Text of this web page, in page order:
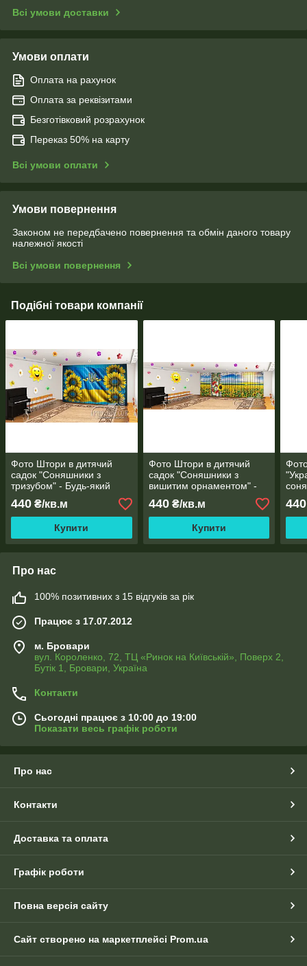
Всі умови доставки
Умови оплати
Оплата на рахунок
Оплата за реквізитами
Безготівковий розрахунок
Переказ 50% на карту
Всі умови оплати
Умови повернення
Законом не передбачено повернення та обмін даного товару
належної якості
Всі умови повернення
Подібні товари компанії
Фото Штори в дитячий
садок "Соняшники з
тризубом" - Будь-який
440 ₴/кв.м
Купити
Фото Штори в дитячий
садок "Соняшники з
вишитим орнаментом" -
Читаємо опис!
440₴/кв.м
Купити
440
Про нас
100% позитивних з 15 відгуків за рік
Працює з 17.07.2012
м. Бровари
вул. Короленко, 72, ТЦ «Ринок на Київській», Поверх 2,
Бутік 1, Бровари, Україна
Контакти
Сьогодні працює з 10:00 до 19:00
Показати весь графік роботи
Про нас
Контакти
Доставка та оплата
Графік роботи
Повна версія сайту
Сайт створено на маркетплейсі Prom.ua